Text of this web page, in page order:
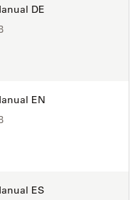
DE
EN
ES